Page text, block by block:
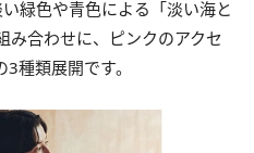
緑色や青色による「淡い海と
み合わせに、ピンクのアクセ
種類展開です。